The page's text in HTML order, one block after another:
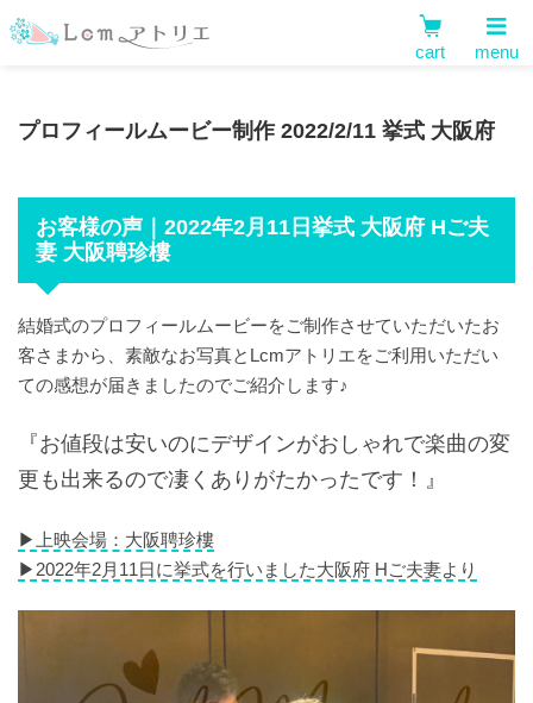
cart menu
プロフィールムービー制作 2022/2/11 挙式 大阪府
お客様の声｜2022年2月11日挙式 大阪府 Hご夫
妻 大阪聘珍樓
結婚式のプロフィールムービーをご制作させていただいたお
客さまから、素敵なお写真とLcmアトリエをご利用いただい
ての感想が届きましたのでご紹介します♪
『お値段は安いのにデザインがおしゃれで楽曲の変
更も出来るので凄くありがたかったです！』
▶︎上映会場：大阪聘珍樓
▶︎2022年2月11日に挙式を行いました大阪府 Hご夫妻より